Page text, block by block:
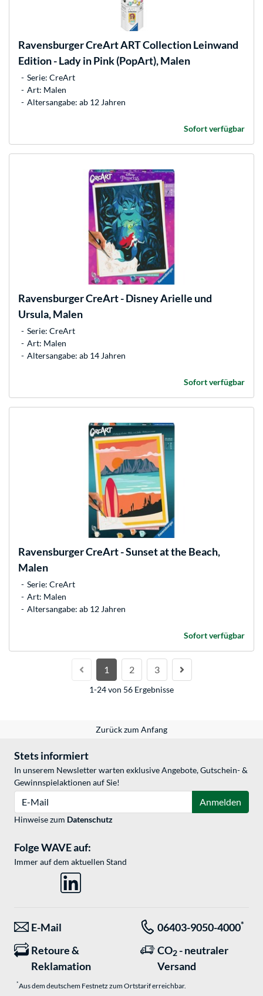
RavensburgerCreArt ART Collection Leinwand
Edition - Lady in Pink (PopArt), Malen
Serie: CreArt
Art: Malen
Altersangabe: ab 12 Jahren
Sofort verfügbar
RavensburgerCreArt - Disney Arielle und
Ursula, Malen
Serie: CreArt
Art: Malen
Altersangabe: ab 14 Jahren
Sofort verfügbar
RavensburgerCreArt - Sunset at the Beach,
Malen
Serie: CreArt
Art: Malen
Altersangabe: ab 12 Jahren
Sofort verfügbar
1 2 3
1-24 von 56 Ergebnisse
Zurück zum Anfang
Stets informiert
In unserem Newsletter warten exklusive Angebote, Gutschein- &
Gewinnspielaktionen auf Sie!
Anmelden
Hinweise zum Datenschutz
Folge WAVE auf:
Immer auf dem aktuellen Stand
E-Mail 06403-9050-4000*
Retoure &
Reklamation
CO2 - neutraler
Versand
*Aus dem deutschem Festnetz zum Ortstarif erreichbar.